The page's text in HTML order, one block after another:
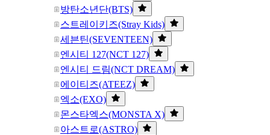
방탄소년단(BTS)
스트레이키즈(Stray Kids)
세븐틴(SEVENTEEN)
엔시티 127(NCT 127)
엔시티 드림(NCT DREAM)
에이티즈(ATEEZ)
엑소(EXO)
몬스타엑스(MONSTA X)
아스트로(ASTRO)